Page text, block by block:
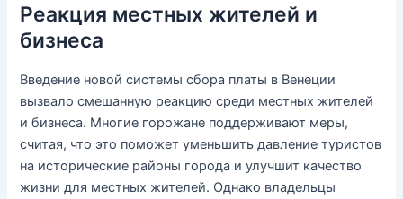
Реакция местных жителей и
бизнеса
Введение новой системы сбора платы в Венеции
вызвало смешанную реакцию среди местных жителей
и бизнеса. Многие горожане поддерживают меры,
считая, что это поможет уменьшить давление туристов
на исторические районы города и улучшит качество
жизни для местных жителей. Однако владельцы